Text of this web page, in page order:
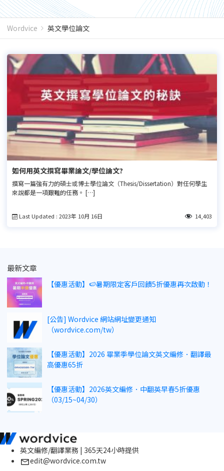
Wordvice 英文學位論文
如何用英文撰寫畢業論文/學位論文?
撰寫一篇強有力的碩士或博士學位論文（Thesis/Dissertation）對任何學生
來說都是一項艱難的任務。 […]
Last Updated : 2023年 10月 16日 14,403
最新文章
【優惠活動】🍉暑期限定客戶回饋5折優惠再次啟動！
[公告] Wordvice 網站網址變更通知
（wordvice.com/tw）
【優惠活動】2026 畢業季學位論文英文編修．翻譯最
高優惠65折
【優惠活動】2026英文編修．中翻英早春5折優惠
（03/15~04/30）
英文編修/翻譯業務 | 365天24小時提供
edit@wordvice.com.tw